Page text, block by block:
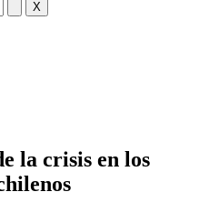
X
la crisis en los